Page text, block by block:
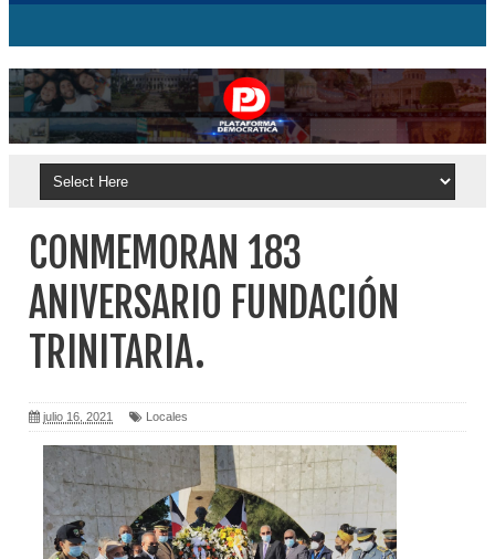
CONMEMORAN 183
ANIVERSARIO FUNDACIÓN
TRINITARIA.
julio 16, 2021 Locales